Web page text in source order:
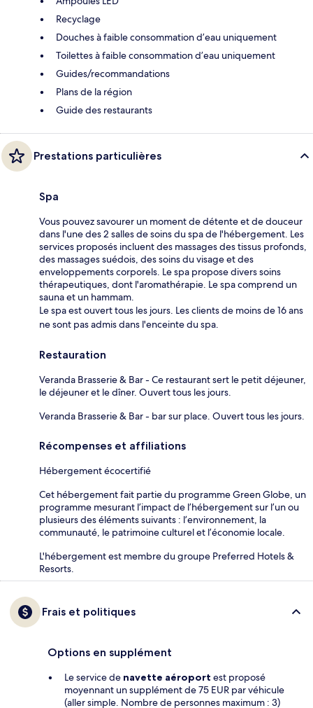
Recyclage
Douches à faible consommation d’eau uniquement
Toilettes à faible consommation d’eau uniquement
Guides/recommandations
Plans de la région
Guide des restaurants
Prestations particulières
Spa
Vous pouvez savourer un moment de détente et de douceur
dans l'une des 2 salles de soins du spa de l'hébergement. Les
services proposés incluent des massages des tissus profonds,
des massages suédois, des soins du visage et des
enveloppements corporels. Le spa propose divers soins
thérapeutiques, dont l'aromathérapie. Le spa comprend un
sauna et un hammam.
Le spa est ouvert tous les jours. Les clients de moins de 16 ans
ne sont pas admis dans l'enceinte du spa.
Restauration
Veranda Brasserie & Bar - Ce restaurant sert le petit déjeuner,
le déjeuner et le dîner. Ouvert tous les jours.
Veranda Brasserie & Bar - bar sur place. Ouvert tous les jours.
Récompenses et affiliations
Hébergement écocertifié
Cet hébergement fait partie du programme Green Globe, un
programme mesurant l’impact de l’hébergement sur l’un ou
plusieurs des éléments suivants : l’environnement, la
communauté, le patrimoine culturel et l’économie locale.
L'hébergement est membre du groupe Preferred Hotels &
Resorts.
Frais et politiques
Options en supplément
Le service de navette aéroport est proposé
moyennant un supplément de 75 EUR par véhicule
(aller simple. Nombre de personnes maximum : 3)